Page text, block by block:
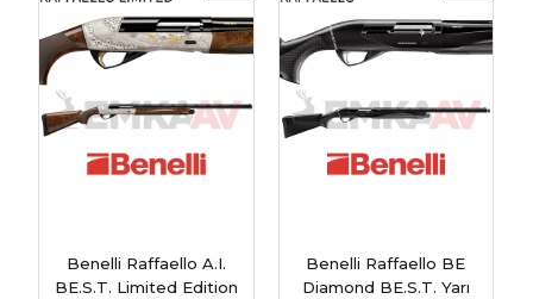
Benelli Raffaello A.I.
BE.S.T. Limited Edition
Benelli Raffaello BE
Diamond BE.S.T. Yarı